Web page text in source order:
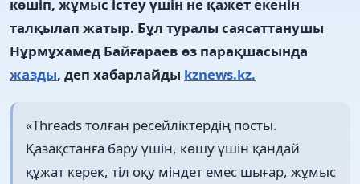
көшіп, жұмыс істеу үшін не қажет екенін
талқылап жатыр. Бұл туралы саясаттанушы
Нұрмұхамед Байғараев өз парақшасында
жазды, деп хабарлайды kznews.kz.
«Threads толған ресейліктердің посты.
Қазақстанға бару үшін, көшу үшін қандай
құжат керек, тіл оқу міндет емес шығар, жұмыс